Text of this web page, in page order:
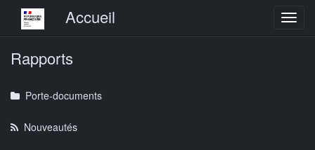
Menu principalAccueil
Rapports
Porte-documents
Nouveautés